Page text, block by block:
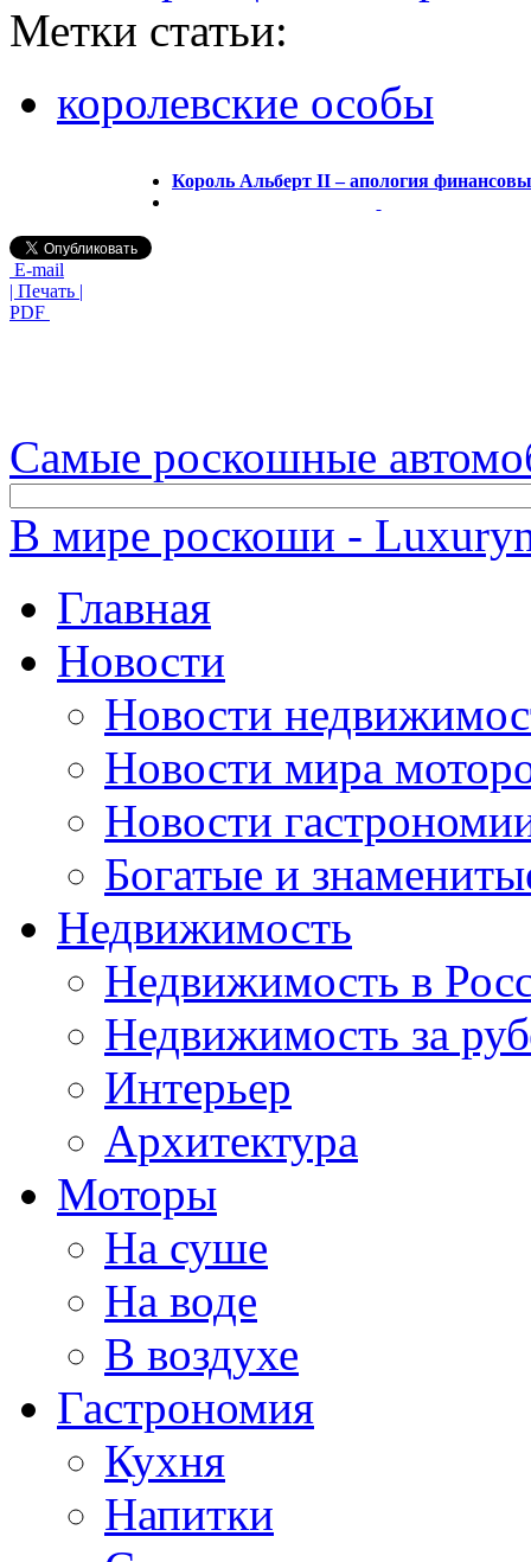
Метки статьи:
королевские особы
Король Альберт II – апология
E-mail
| Печать |
PDF
Самые роскошные
В мире роскоши -
Главная
Новости
Новости
Новости мира
Новости
Богатые и
Недвижимость
Недвижимость в
Недвижимость за
Интерьер
Архитектура
Моторы
На суше
На воде
В воздухе
Гастрономия
Кухня
Напитки